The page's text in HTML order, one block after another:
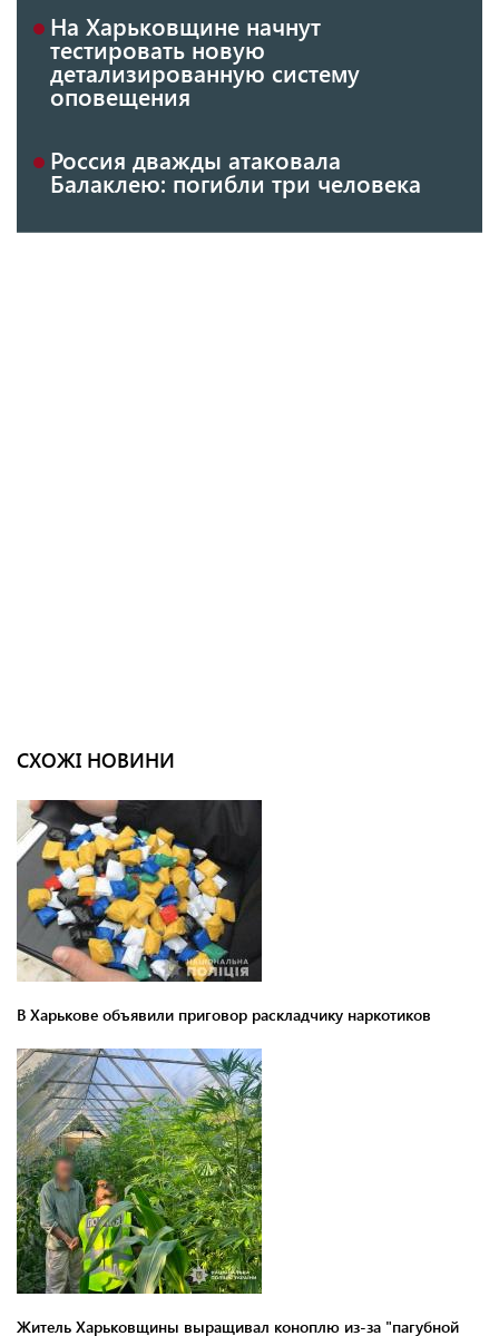
На Харьковщине начнут
тестировать новую
детализированную систему
оповещения
Россия дважды атаковала
Балаклею: погибли три человека
СХОЖІ НОВИНИ
В Харькове объявили приговор раскладчику наркотиков
Житель Харьковщины выращивал коноплю из-за "пагубной